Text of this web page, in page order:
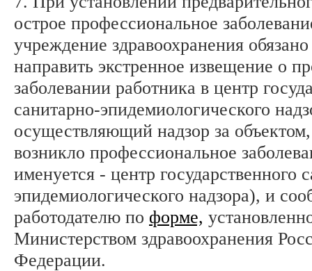
острое профессиональное
учреждение здравоохранения
направить экстренное извещение о
заболевании работника в центр
санитарно-эпидемиологического
осуществляющий надзор за
возникло профессиональное
именуется - центр государственного
эпидемиологического надзора), и
работодателю по форме,
Министерством здравоохранения
Федерации.